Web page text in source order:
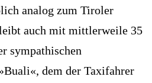
analog zum Tiroler
auch mit mittlerweile 35
sympathischen
dem der Taxifahrer